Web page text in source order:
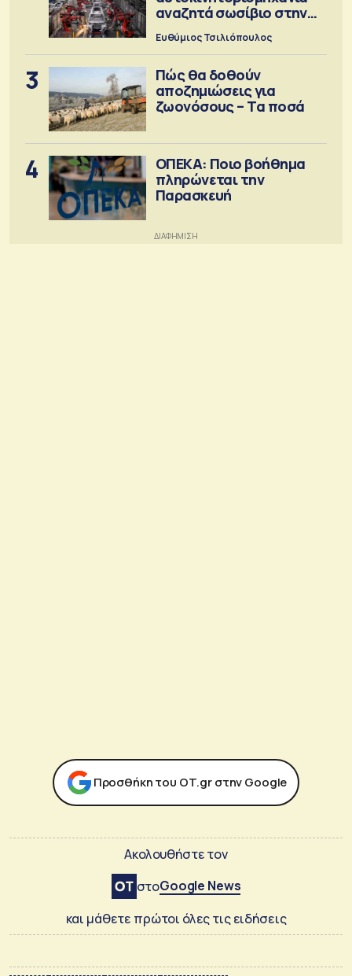
αναζητά σωσίβιο στην
Κίνα
Ευθύμιος Τσιλιόπουλος
3
Πώς θα δοθούν
αποζημιώσεις για
ζωονόσους – Τα ποσά
4
ΟΠΕΚΑ: Ποιο βοήθημα
πληρώνεται την
Παρασκευή
Προσθήκη του ΟΤ.gr στην Google
Ακολουθήστε τον
στοGoogle News
και μάθετε πρώτοι όλες τις ειδήσεις